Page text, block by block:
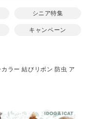
シニア特集
キャンペーン
ラー 結びリボン 防虫 ア